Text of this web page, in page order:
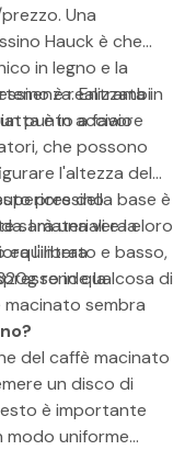
Copia
Una
Hauck è che
in legno e la
Entrambi
punto a favore
è realizzata in
è in acciaio
che possono
l'altezza del
della base è
I materiali e la loro
equilibrato e basso,
rende la
sembra
pressino
sarà una vera e
l'intera
in qualcosa di
del caffè macinato
un disco di
è importante
modo uniforme